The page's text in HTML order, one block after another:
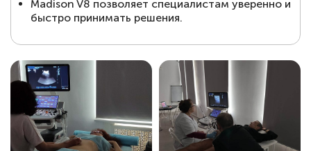
Madison V8 позволяет специалистам уверенно и
быстро принимать решения.